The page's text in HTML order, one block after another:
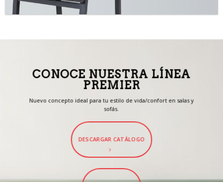
CONOCE NUESTRA LÍNEA
PREMIER
Nuevo concepto ideal para tu estilo de vida/confort en salas y
sofás.
DESCARGAR CATÁLOGO